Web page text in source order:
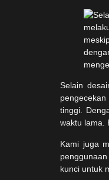
Selain
tinggi.
waktu lama.
Kami juga
kunci untuk